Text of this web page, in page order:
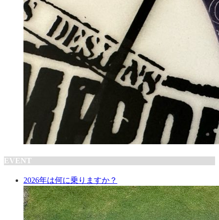
EVENT
2026年は何に乗りますか？